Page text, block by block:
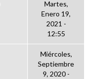
Martes,
Enero 19,
2021 -
12:55
Miércoles,
Septiembre
9, 2020 -